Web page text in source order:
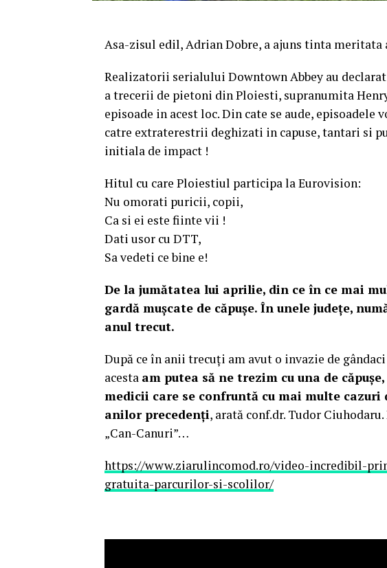
Asa-zisul edil, Adrian Dobre, a ajuns tinta meritata
Realizatorii serialului Downtown Abbey au
a trecerii de pietoni din Ploiesti, supranumita
episoade in acest loc. Din cate se aude, episoadele
catre extraterestrii deghizati in capuse, tantari si
initiala de impact !
Hitul cu care Ploiestiul participa la Eurovision:
Nu omorati puricii, copii,
Ca si ei este fiinte vii !
Dati usor cu DTT,
Sa vedeti ce bine e!
De la jumătatea lui aprilie, din ce în ce mai
gardă mușcate de căpușe. În unele județe,
anul trecut.
După ce în anii trecuți am avut o invazie de
acesta am putea să ne trezim cu una de
medicii care se confruntă cu mai multe
anilor precedenți, arată conf.dr. Tudor
„Can-Canuri”…
https://www.ziarulincomod.ro/video-incredibil-
gratuita-parcurilor-si-scolilor/